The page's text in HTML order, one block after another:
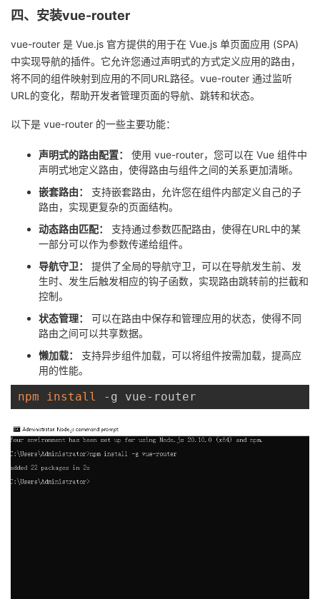
四、安装vue-router
vue-router 是 Vue.js 官方提供的用于在 Vue.js 单页面应用 (SPA)
中实现导航的插件。它允许您通过声明式的方式定义应用的路由，
将不同的组件映射到应用的不同URL路径。vue-router 通过监听
URL的变化，帮助开发者管理页面的导航、跳转和状态。
以下是 vue-router 的一些主要功能：
声明式的路由配置：
使用 vue-router，您可以在 Vue 组件中
声明式地定义路由，使得路由与组件之间的关系更加清晰。
嵌套路由：
支持嵌套路由，允许您在组件内部定义自己的子
路由，实现更复杂的页面结构。
动态路由匹配：
支持通过参数匹配路由，使得在URL中的某
一部分可以作为参数传递给组件。
导航守卫：
提供了全局的导航守卫，可以在导航发生前、发
生时、发生后触发相应的钩子函数，实现路由跳转前的拦截和
控制。
状态管理：
可以在路由中保存和管理应用的状态，使得不同
路由之间可以共享数据。
懒加载：
支持异步组件加载，可以将组件按需加载，提高应
用的性能。
npm install -g vue-router